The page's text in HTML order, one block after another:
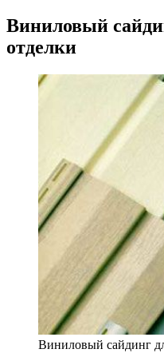
Виниловый
отделки
Виниловый сайдинг